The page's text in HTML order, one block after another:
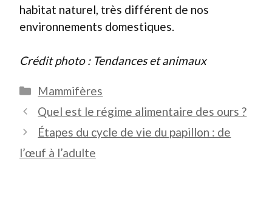
habitat naturel, très différent de nos
environnements domestiques.
Crédit photo : Tendances et animaux
Catégories
Mammifères
Quel est le régime alimentaire des ours ?
Étapes du cycle de vie du papillon : de
l’œuf à l’adulte